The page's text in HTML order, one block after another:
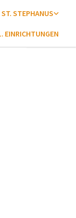
STEPHANUS
EINRICHTUNGEN